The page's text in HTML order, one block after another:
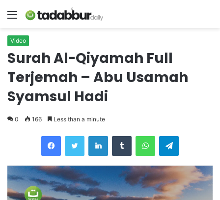
Menu
Video
Surah Al-Qiyamah Full
Terjemah – Abu Usamah
Syamsul Hadi
0 166 Less than a minute
LinkedInTumblr WhatsAppTelegram